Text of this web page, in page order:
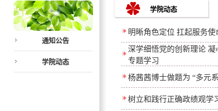
通知公告
学院动态
学院动态
明晰角色定位 扛起服务
深学细悟党的创新理论
专题学习
杨茜茜博士做题为 “多元
树立和践行正确政绩观学